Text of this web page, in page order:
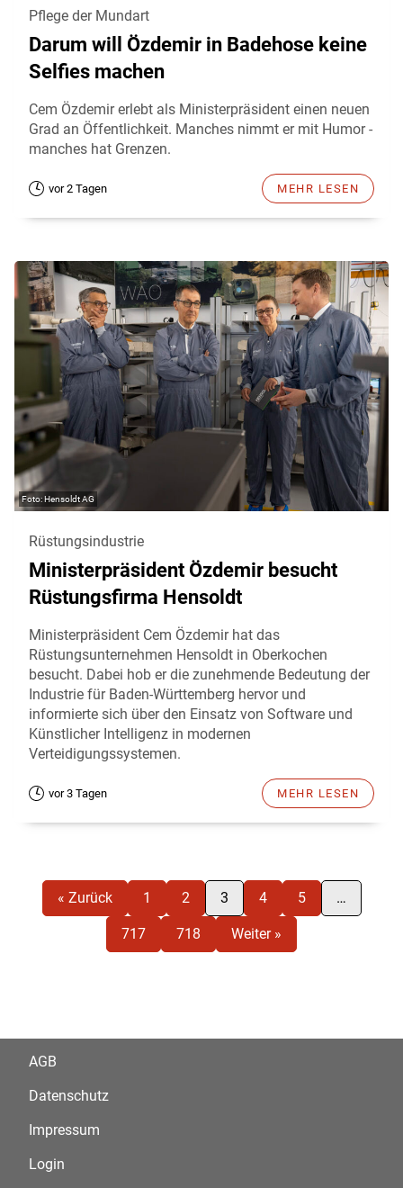
Pflege der Mundart
Darum will Özdemir in Badehose keine
Selfies machen
Cem Özdemir erlebt als Ministerpräsident einen neuen
Grad an Öffentlichkeit. Manches nimmt er mit Humor -
manches hat Grenzen.
vor 2 Tagen MEHR LESEN
Hensoldt AG
Rüstungsindustrie
Ministerpräsident Özdemir besucht
Rüstungsfirma Hensoldt
Ministerpräsident Cem Özdemir hat das
Rüstungsunternehmen Hensoldt in Oberkochen
besucht. Dabei hob er die zunehmende Bedeutung der
Industrie für Baden-Württemberg hervor und
informierte sich über den Einsatz von Software und
Künstlicher Intelligenz in modernen
Verteidigungssystemen.
vor 3 Tagen MEHR LESEN
« Zurück 1 2 3 4 5 …
717 718 Weiter »
AGB
Datenschutz
Impressum
Login